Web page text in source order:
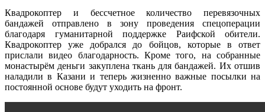
Квадрокоптер и бессчетное количество перевязочных
бандажей отправлено в зону проведения спецоперации
благодаря гуманитарной поддержке Раифской обители.
Квадрокоптер уже добрался до бойцов, которые в ответ
прислали видео благодарность. Кроме того, на собранные
монастырём деньги закуплена ткань для бандажей. Их отшив
наладили в Казани и теперь жизненно важные посылки на
постоянной основе будут уходить на фронт.